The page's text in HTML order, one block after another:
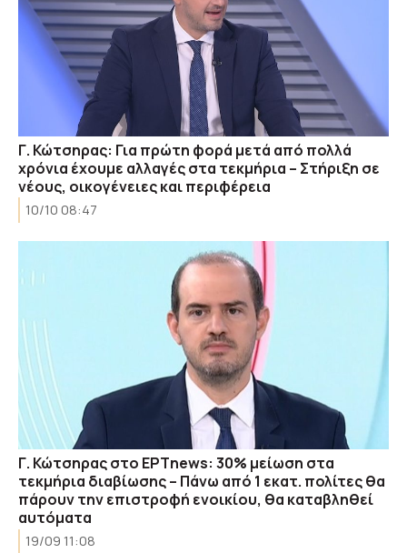
Γ. Κώτσηρας: Για πρώτη φορά μετά από πολλά
χρόνια έχουμε αλλαγές στα τεκμήρια – Στήριξη σε
νέους, οικογένειες και περιφέρεια
10/10 08:47
Γ. Κώτσηρας στο ΕΡΤnews: 30% μείωση στα
τεκμήρια διαβίωσης – Πάνω από 1 εκατ. πολίτες θα
πάρουν την επιστροφή ενοικίου, θα καταβληθεί
αυτόματα
19/09 11:08